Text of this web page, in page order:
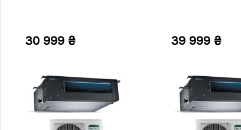
30 999 ₴ 39 999 ₴